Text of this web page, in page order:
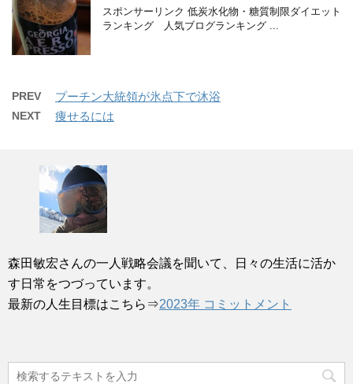
スポンサーリンク 低炭水化物・糖質制限ダイエット
ランキング 人気ブログランキング ...
PREV プーチン大統領が氷点下で沐浴
NEXT 痩せるには
森田敏宏さんの一人戦略会議を聞いて、日々の生活に活か
す日常をつづっています。
最新の人生目標はこちら⇒2023年 コミットメント